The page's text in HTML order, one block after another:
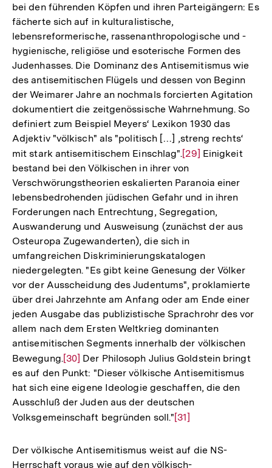
bei den führenden Köpfen und ihren Parteigängern: Es
fächerte sich auf in kulturalistische,
lebensreformerische, rassenanthropologische und -
hygienische, religiöse und esoterische Formen des
Judenhasses. Die Dominanz des Antisemitismus wie
des antisemitischen Flügels und dessen von Beginn
der Weimarer Jahre an nochmals forcierten Agitation
dokumentiert die zeitgenössische Wahrnehmung. So
definiert zum Beispiel Meyers‘ Lexikon 1930 das
Adjektiv "völkisch" als "politisch […] ‚streng rechts‘
mit stark antisemitischem Einschlag".Zur
Auflösung
der
Fußnote
[29] Einigkeit
bestand bei den Völkischen in ihrer von
Verschwörungstheorien eskalierten Paranoia einer
lebensbedrohenden jüdischen Gefahr und in ihren
Forderungen nach Entrechtung, Segregation,
Auswanderung und Ausweisung (zunächst der aus
Osteuropa Zugewanderten), die sich in
umfangreichen Diskriminierungskatalogen
niedergelegten. "Es gibt keine Genesung der Völker
vor der Ausscheidung des Judentums", proklamierte
über drei Jahrzehnte am Anfang oder am Ende einer
jeden Ausgabe das publizistische Sprachrohr des vor
allem nach dem Ersten Weltkrieg dominanten
antisemitischen Segments innerhalb der völkischen
Bewegung.Zur
Auflösung
der
Fußnote
[30] Der Philosoph Julius Goldstein bringt
es auf den Punkt: "Dieser völkische Antisemitismus
hat sich eine eigene Ideologie geschaffen, die den
Ausschluß der Juden aus der deutschen
Volksgemeinschaft begründen soll."Zur
der
Fußnote
[31]
Der völkische Antisemitismus weist auf die NS-
Herrschaft voraus wie auf den völkisch-